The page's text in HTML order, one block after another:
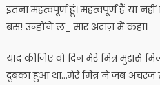
इतना महत्वपूर्ण हूं। महत्वपूर्ण हैं या
बस! उन्होंने ल_ मार अंदाज़ में कहा।
याद कीजिए वो दिन मेरे मित्र
दुबका हुआ था…मेरे मित्र ने जब अचरज